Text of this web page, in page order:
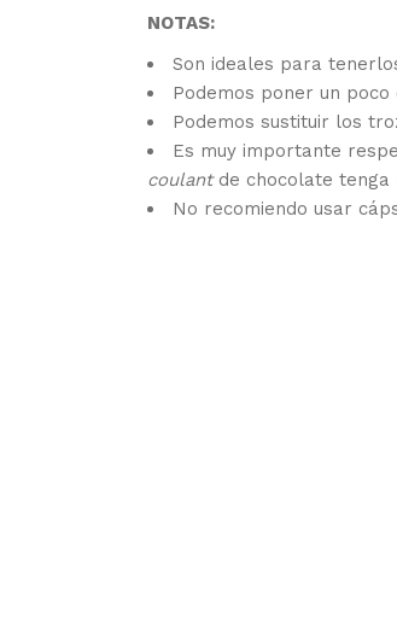
NOTAS:
Son ideales para
Podemos poner un
Podemos sustituir los
Es muy importante
coulantde chocolate tenga
No recomiendo usar